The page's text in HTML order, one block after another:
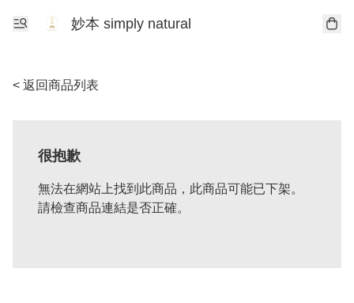
妙本 simply natural
< 返回商品列表
很抱歉
無法在網站上找到此商品，此商品可能已下架。
請檢查商品連結是否正確。